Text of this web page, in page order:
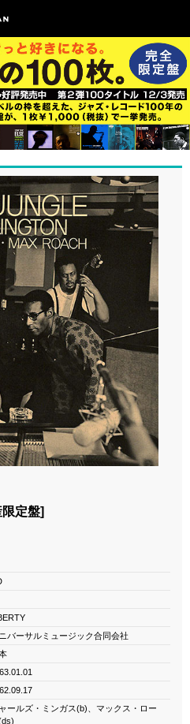
定盤]
バーサルミュージック合同会社
ールズ・ミンガス(b)、マックス・ロー